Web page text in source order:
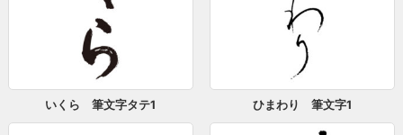
いくら 筆文字タテ1 ひまわり 筆文字1